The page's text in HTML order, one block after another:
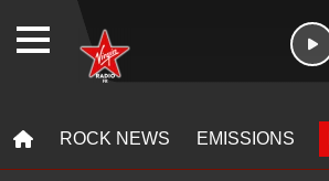
ROCK NEWS EMISSIONS
WEBRADIO